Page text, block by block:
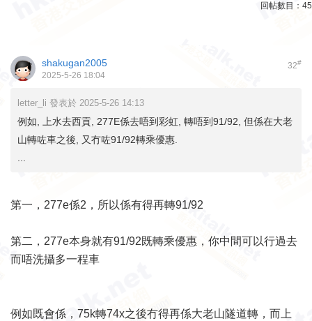
回帖數目： 45
32#
shakugan2005
2025-5-26 18:04
letter_li 發表於 2025-5-26 14:13
例如, 上水去西貢, 277E係去唔到彩虹, 轉唔到91/92, 但係在大老
山轉咗車之後, 又冇咗91/92轉乘優惠.
第一，277e係2，所以係有得再轉91/92
第二，277e本身就有91/92既轉乘優惠，你中間可以行過去
而唔洗攝多一程車
例如既會係，75k轉74x之後冇得再係大老山隧道轉，而上